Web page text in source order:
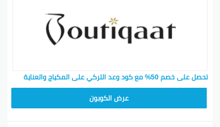
تحصل على خصم 50% مع كود وعد التركي على المكياج والعناية
عرض الكوبون